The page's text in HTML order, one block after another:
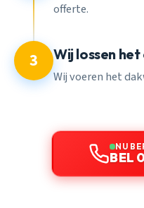
offerte.
3 Wij lossen het
Wij voeren het
NU
BEL